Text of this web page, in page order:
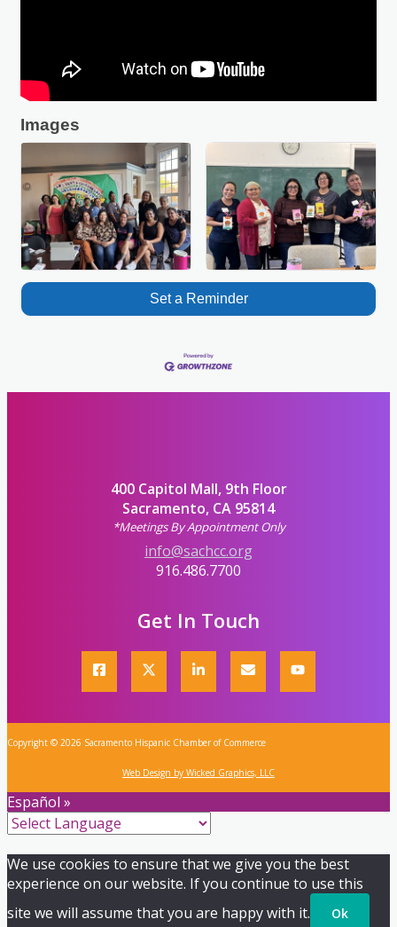
Images
Set a Reminder
400 Capitol Mall, 9th Floor
Sacramento, CA 95814
*Meetings By Appointment Only
info@sachcc.org
916.486.7700
Get In Touch
Copyright © 2026 Sacramento Hispanic Chamber of Commerce
Web Design by Wicked Graphics, LLC
Español »
We use cookies to ensure that we give you the best
experience on our website. If you continue to use this
site we will assume that you are happy with it.
Ok